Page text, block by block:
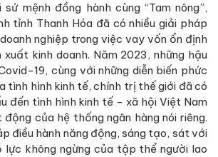
mệnh đồng hành cùng “Tam nông”,
tỉnh Thanh Hóa đã có nhiều giải pháp
nghiệp trong việc vay vốn ổn định
kinh doanh. Năm 2023, những hậu
19, cùng với những diễn biến phức
tình hình kinh tế, chính trị thế giới đã có
đến tình hình kinh tế - xã hội Việt Nam
của hệ thống ngân hàng nói riêng.
điều hành năng động, sáng tạo, sát với
không ngừng của tập thể người lao